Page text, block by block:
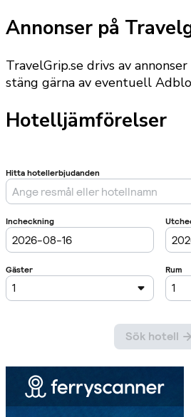
Annonser på
TravelGrip.se drivs av
stäng gärna av eventuell
Hotelljämförelser